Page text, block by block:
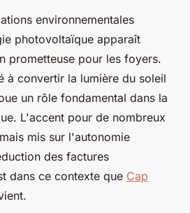
environnementales
photovoltaïque apparaît
prometteuse pour les foyers.
à convertir la lumière du soleil
un rôle fondamental dans la
L'accent pour de nombreux
mis sur l'autonomie
des factures
dans ce contexte que Cap